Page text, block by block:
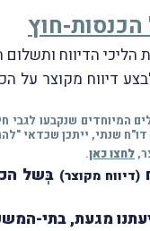
הכנסות-חוץ
הדיווח ותשלום
דיווח מקוצר על
המיוחדים שנקבעו לגבי
דו"ח שנתי, ייתכן שכדאי
לחצו כאן.
(דיווח מקוצר) בְּשל הכנסות-
מגעת, בתי-